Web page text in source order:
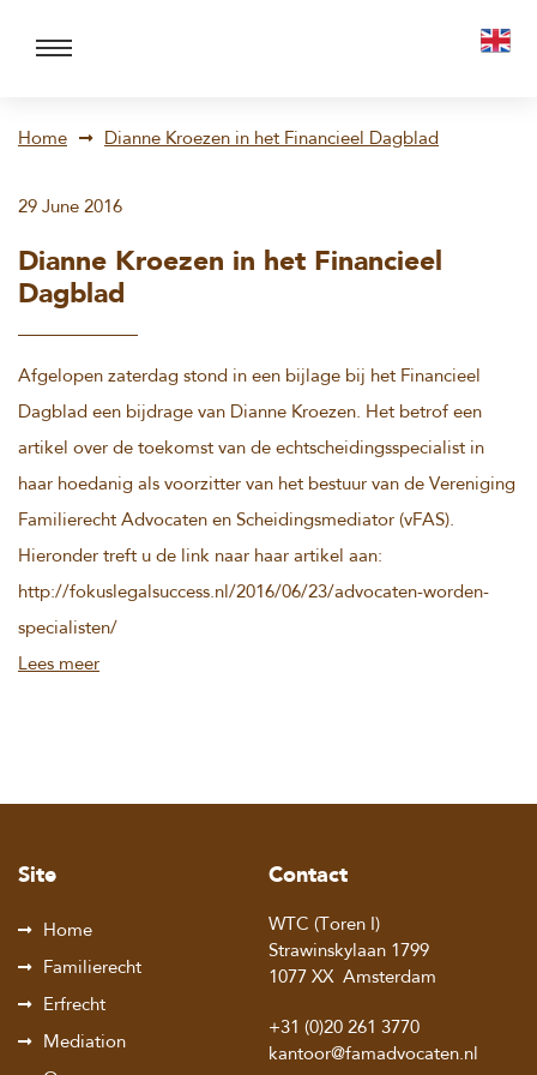
Home Dianne Kroezen in het Financieel Dagblad
29 June 2016
Dianne Kroezen in het Financieel
Dagblad
Afgelopen zaterdag stond in een bijlage bij het Financieel
Dagblad een bijdrage van Dianne Kroezen. Het betrof een
artikel over de toekomst van de echtscheidingsspecialist in
haar hoedanig als voorzitter van het bestuur van de Vereniging
Familierecht Advocaten en Scheidingsmediator (vFAS).
Hieronder treft u de link naar haar artikel aan:
http://fokuslegalsuccess.nl/2016/06/23/advocaten-worden-
specialisten/
Lees meer
Site
Home
Familierecht
Erfrecht
Mediation
Contact
WTC (Toren I)
Strawinskylaan 1799
1077 XX Amsterdam
+31 (0)20 261 3770
kantoor@famadvocaten.nl